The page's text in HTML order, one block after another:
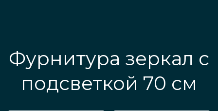
Фурнитура зеркал с
подсветкой 70 см